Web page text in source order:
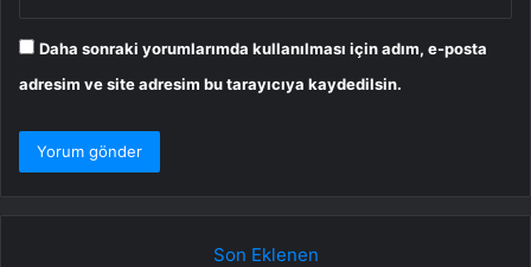
Daha sonraki yorumlarımda kullanılması için adım, e-posta
adresim ve site adresim bu tarayıcıya kaydedilsin.
Son Eklenen